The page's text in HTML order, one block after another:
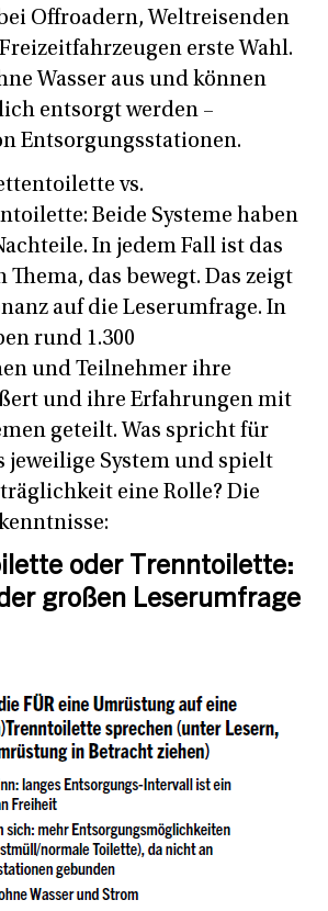
Offroadern, Weltreisenden
erste Wahl.
Wasser aus und können
entsorgt werden –
Entsorgungsstationen.
vs.
Beide Systeme haben
In jedem Fall ist das
Thema, das bewegt. Das zeigt
auf die Leserumfrage. In
rund 1.300
und Teilnehmer ihre
und ihre Erfahrungen mit
geteilt. Was spricht für
jeweilige System und spielt
eine Rolle? Die
oder Trenntoilette:
großen Leserumfrage